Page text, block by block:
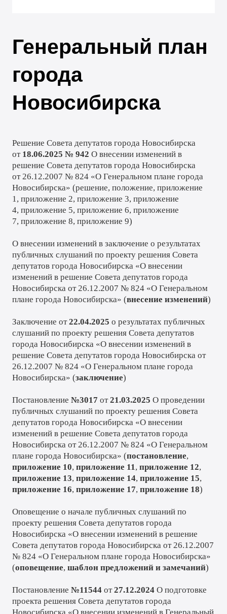
Генеральный план
города
Новосибирска
Решение Совета депутатов города Новосибирска
от 18.06.2025 № 942 О внесении изменений в
решение Совета депутатов города Новосибирска
от 26.12.2007 № 824 «О Генеральном плане города
Новосибирска» (решение,положение,приложение
1,приложение 2,приложение 3,приложение
4,приложение 5,приложение 6,приложение
7,приложение 8,приложение 9)
О внесении изменений в заключение о результатах
публичных слушаний по проекту решения Совета
депутатов города Новосибирска «О внесении
изменений в решение Совета депутатов города
Новосибирска от 26.12.2007 № 824 «О Генеральном
плане города Новосибирска» (внесение изменений)
Заключение от22.04.2025 о результатах публичных
слушаний по проекту решения Совета депутатов
города Новосибирска «О внесении изменений в
решение Совета депутатов города Новосибирска от
26.12.2007 № 824 «О Генеральном плане города
Новосибирска» (заключение)
Постановление№3017от21.03.2025 О проведении
публичных слушаний по проекту решения Совета
депутатов города Новосибирска «О внесении
изменений в решение Совета депутатов города
Новосибирска от 26.12.2007 № 824 «О Генеральном
плане города Новосибирска» (постановление,
приложение 10,приложение 11,приложение 12,
приложение 13,приложение 14,приложение 15,
приложение 16, приложение 17,приложение 18)
Оповещение о начале публичных слушаний по
проекту решения Совета депутатов города
Новосибирска «О внесении изменений в решение
Совета депутатов города Новосибирска от 26.12.2007
№ 824 «О Генеральном плане города Новосибирска»
(оповещение,шаблон предложений и замечаний)
Постановление№11544от27.12.2024 О подготовке
проекта решения Совета депутатов города